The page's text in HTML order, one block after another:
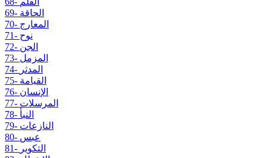
69- الحاقة
70- المعارج
71- نوح
72- الجن
73- المزمل
74- المدثر
75- القيامة
76- الإنسان
77- المرسلات
78- النبأ
79- النازعات
80- عبس
81- التكوير